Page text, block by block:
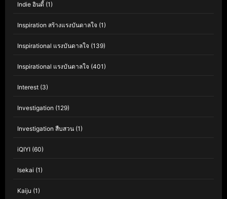
Indie อินดี้ (1)
Inspiration สร้างแรงบันดาลใจ (1)
Inspirational แรงบันดาลใจ (139)
Inspirational แรงบันดาลใจ (401)
Interest (3)
Investigation (129)
Investigation สืบสวน (1)
iQIYI (60)
Isekai (1)
Kaiju (1)